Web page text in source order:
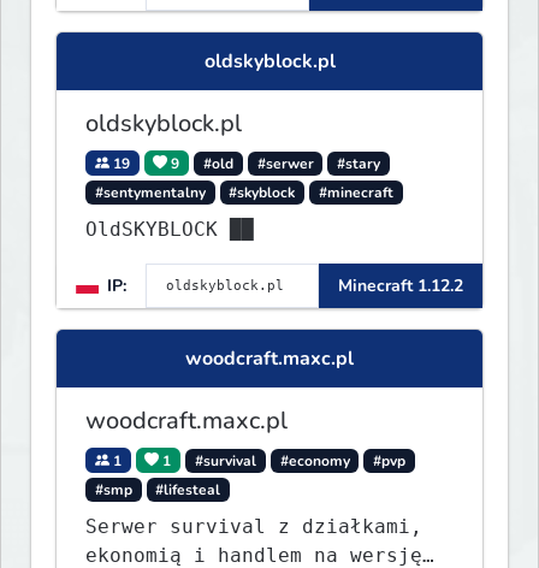
oldskyblock.pl
oldskyblock.pl
19 9 #old #serwer
#stary
#sentymentalny
#skyblock #minecraft
OldSKYBLOCK ██
IP: Minecraft 1.12.2
woodcraft.maxc.pl
woodcraft.maxc.pl
1 1 #survival #economy
#pvp
#smp
#lifesteal
Serwer survival z działkami,
ekonomią i handlem na wersję